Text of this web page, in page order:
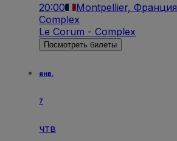
20:00 Montpellier, Франция
Complex
Le Corum - Complex
Посмотреть билеты
янв.
7
чтв